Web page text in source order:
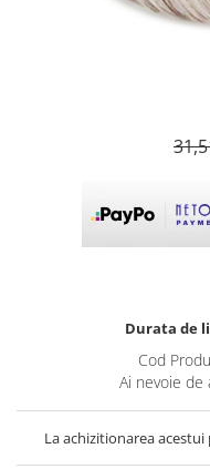
Durata de
Cod
Ai nevoie de
La achizitionarea